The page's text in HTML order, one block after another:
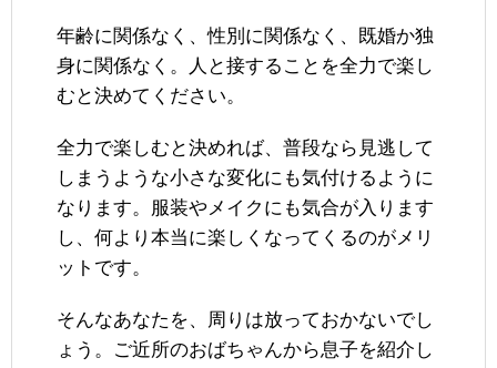
年齢に関係なく、性別に関係なく、既婚か独
身に関係なく。人と接することを全力で楽し
むと決めてください。
全力で楽しむと決めれば、普段なら見逃して
しまうような小さな変化にも気付けるように
なります。服装やメイクにも気合が入ります
し、何より本当に楽しくなってくるのがメリ
ットです。
そんなあなたを、周りは放っておかないでし
ょう。ご近所のおばちゃんから息子を紹介し